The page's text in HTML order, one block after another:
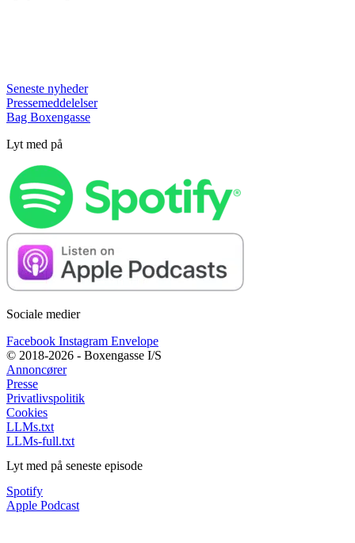
Seneste nyheder
Pressemeddelelser
Bag Boxengasse
Lyt med på
Sociale medier
Facebook Instagram Envelope
© 2018-2026 - Boxengasse I/S
Annoncører
Presse
Privatlivspolitik
Cookies
LLMs.txt
LLMs-full.txt
Lyt med på seneste episode
Spotify
Apple Podcast